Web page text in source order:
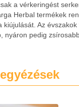
a vérkeringést
Herbal termékek
kiújulását. Az
nyáron pedig